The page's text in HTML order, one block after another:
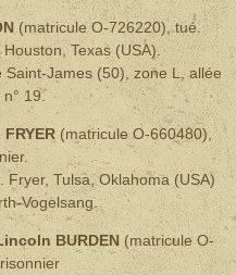
(matricule O-726220), tué.
Texas (USA).
James (50), zone L, allée
n° 19.
(matricule O-660480),
Fryer, Tulsa, Oklahoma (USA)
Vogelsang.
BURDEN (matricule O-